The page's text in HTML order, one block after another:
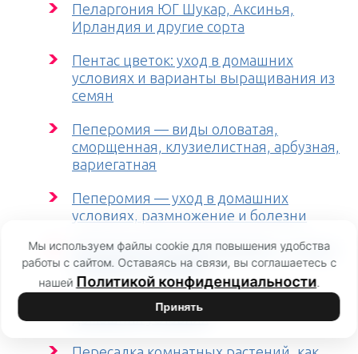
Пеларгония ЮГ Шукар, Аксинья,
Ирландия и другие сорта
Пентас цветок: уход в домашних
условиях и варианты выращивания из
семян
Пеперомия — виды оловатая,
сморщенная, клузиелистная, арбузная,
вариегатная
Пеперомия — уход в домашних
условиях, размножение и болезни
Пеперомия Лилиан Каперата — уход в
домашних условиях
Пеперомия туполистная — уход в
домашних условиях
Мы используем файлы cookie для повышения удобства
работы с сайтом. Оставаясь на связи, вы соглашаетесь с
нашей Политикой конфиденциальности.
Принять